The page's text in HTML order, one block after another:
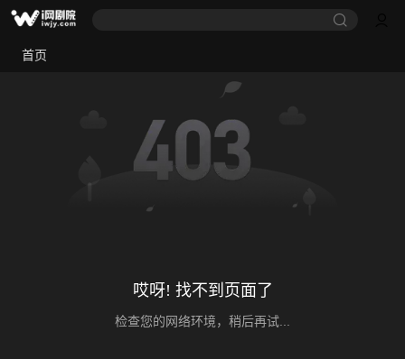
首页
哎呀! 找不到页面了
检查您的网络环境，稍后再试...